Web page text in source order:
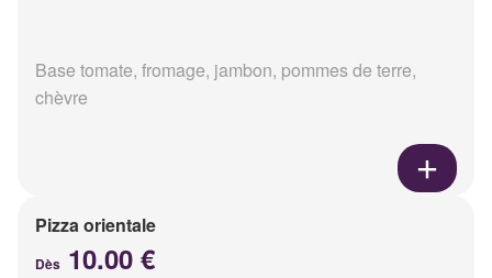
Base tomate, fromage, jambon, pommes de terre,
chèvre
Pizza orientale
Dès 10.00 €